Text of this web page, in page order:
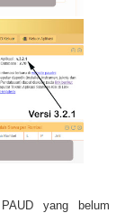
yang belum